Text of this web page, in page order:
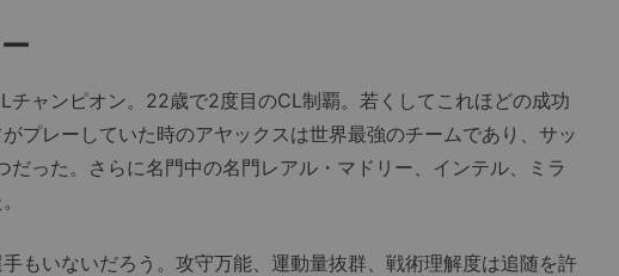
ャンピオン。22歳で2度目のCL制覇。若くしてこれほどの成功
プレーしていた時のアヤックスは世界最強のチームであり、サッ
だった。さらに名門中の名門レアル・マドリー、インテル、ミラ
もいないだろう。攻守万能、運動量抜群、戦術理解度は追随を許